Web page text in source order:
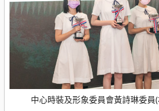
中心時裝及形象委員會黃詩琳委員